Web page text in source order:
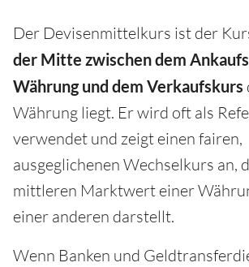
Der Devisenmittelkurs ist der
der Mitte zwischen dem
Währung und dem Verkaufskurs
Währung liegt. Er wird oft als
verwendet und zeigt einen fairen,
ausgeglichenen Wechselkurs an,
mittleren Marktwert einer
einer anderen darstellt.
Wenn Banken und